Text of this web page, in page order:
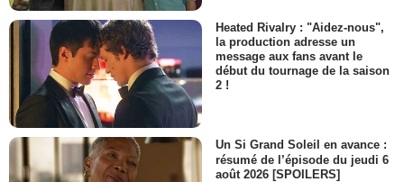
Heated Rivalry : "Aidez-nous",
la production adresse un
message aux fans avant le
début du tournage de la saison
2 !
Un Si Grand Soleil en avance :
résumé de l’épisode du jeudi 6
août 2026 [SPOILERS]